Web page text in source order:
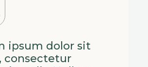
ipsum dolor sit
consectetur